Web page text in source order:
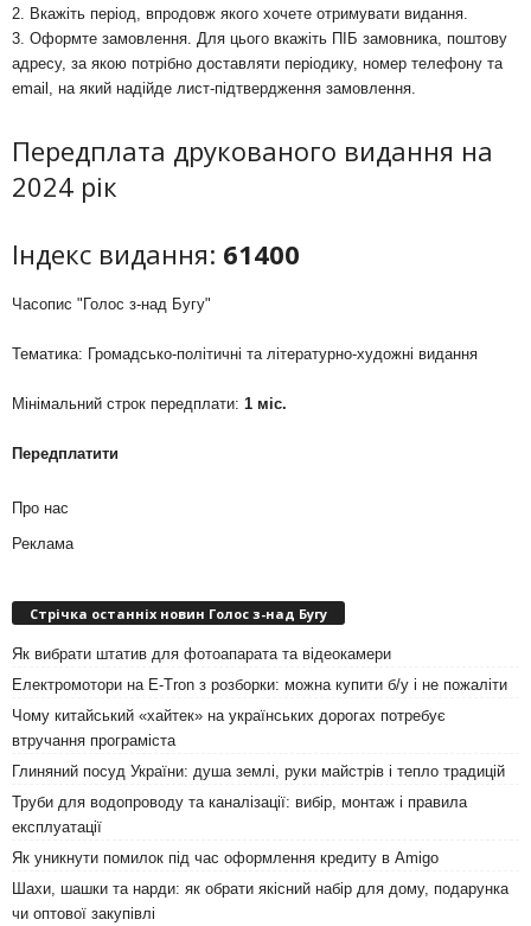
2. Вкажіть період, впродовж якого хочете отримувати видання.
3. Оформте замовлення. Для цього вкажіть ПІБ замовника, поштову
адресу, за якою потрібно доставляти періодику, номер телефону та
email, на який надійде лист-підтвердження замовлення.
Передплата друкованого видання на
2024 рік
Індекс видання: 61400
Часопис "Голос з-над Бугу"
Тематика: Громадсько-політичні та літературно-художні видання
Мінімальний строк передплати: 1 міс.
Передплатити
Про нас
Реклама
Стрічка останніх новин Голос з-над Бугу
Як вибрати штатив для фотоапарата та відеокамери
Електромотори на E-Tron з розборки: можна купити б/у і не пожаліти
Чому китайський «хайтек» на українських дорогах потребує
втручання програміста
Глиняний посуд України: душа землі, руки майстрів і тепло традицій
Труби для водопроводу та каналізації: вибір, монтаж і правила
експлуатації
Як уникнути помилок під час оформлення кредиту в Amigo
Шахи, шашки та нарди: як обрати якісний набір для дому, подарунка
чи оптової закупівлі